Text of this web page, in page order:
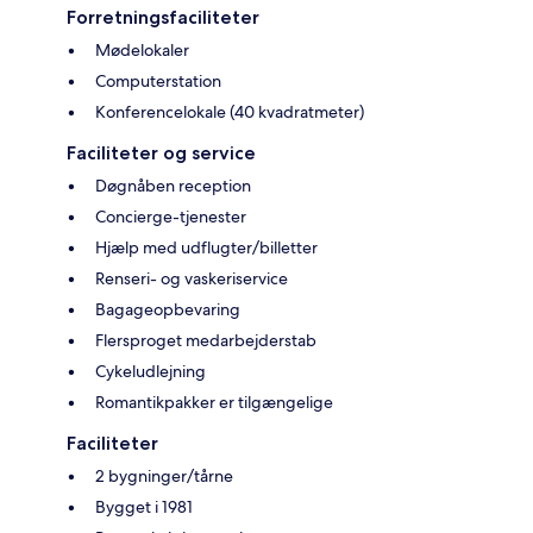
Forretningsfaciliteter
Mødelokaler
Computerstation
Konferencelokale (40 kvadratmeter)
Faciliteter og service
Døgnåben reception
Concierge-tjenester
Hjælp med udflugter/billetter
Renseri- og vaskeriservice
Bagageopbevaring
Flersproget medarbejderstab
Cykeludlejning
Romantikpakker er tilgængelige
Faciliteter
2 bygninger/tårne
Bygget i 1981